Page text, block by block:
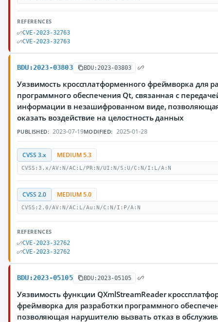
REFERENCES
CVE-2023-32763
CVE-2023-32763
BDU:2023-03803 BDU:2023-03803
Уязвимость кроссплатформенного фреймворка для
программного обеспечения Qt, связанная с
информации в незашифрованном виде,
оказать воздействие на целостность данных
PUBLISHED: 2023-07-19MODIFIED: 2025-01-28
CVSS 3.x MEDIUM 5.3
CVSS:3.x/AV:N/AC:L/PR:N/UI:N/S:U/C:N/I:L/A:N
CVSS 2.0 MEDIUM 5.0
CVSS:2.0/AV:N/AC:L/Au:N/C:N/I:P/A:N
REFERENCES
CVE-2023-32762
CVE-2023-32762
BDU:2023-05105 BDU:2023-05105
Уязвимость функции QXmlStreamReader
фреймворка для разработки программного
позволяющая нарушителю вызвать отказ в